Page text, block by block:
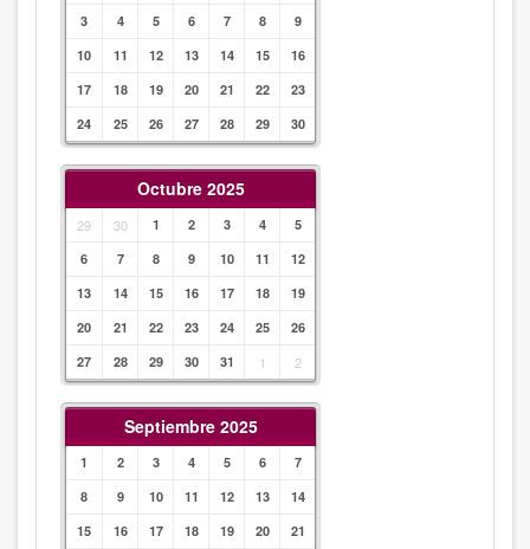
3
4 5 6 7 8
9
10
11 12 13 14 15
16
17
18 19 20 21 22
23
24
25 26 27 28 29 30
Octubre 2025
29 30 1 2 3 4
5
6
7 8 9 10 11
12
13
14 15 16 17 18
19
20
21 22 23 24 25
26
27
28 29 30 31 1 2
Septiembre 2025
1 2 3 4 5 6
7
8
9 10 11 12 13
14
15
16 17 18 19 20
21